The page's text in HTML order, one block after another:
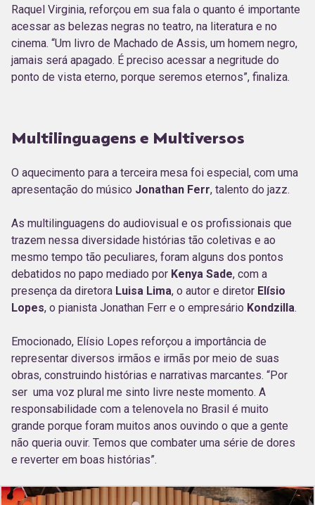
Raquel Virginia, reforçou em sua fala o quanto é importante
acessar as belezas negras no teatro, na literatura e no
cinema. “Um livro de Machado de Assis, um homem negro,
jamais será apagado. É preciso acessar a negritude do
ponto de vista eterno, porque seremos eternos”, finaliza.
Multilinguagens e Multiversos
O aquecimento para a terceira mesa foi especial, com uma
apresentação do músico Jonathan Ferr, talento do jazz.
As multilinguagens do audiovisual e os profissionais que
trazem nessa diversidade histórias tão coletivas e ao
mesmo tempo tão peculiares, foram alguns dos pontos
debatidos no papo mediado por Kenya Sade, com a
presença da diretora Luisa Lima, o autor e diretor Elísio
Lopes, o pianista Jonathan Ferr e o empresário Kondzilla.
Emocionado, Elísio Lopes reforçou a importância de
representar diversos irmãos e irmãs por meio de suas
obras, construindo histórias e narrativas marcantes. “Por
ser uma voz plural me sinto livre neste momento. A
responsabilidade com a telenovela no Brasil é muito
grande porque foram muitos anos ouvindo o que a gente
não queria ouvir. Temos que combater uma série de dores
e reverter em boas histórias”.